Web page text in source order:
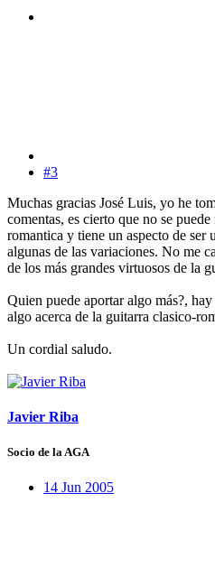
#3
Muchas gracias José Luis, yo he
comentas, es cierto que no se
romantica y tiene un aspecto de ser
algunas de las variaciones. No me
de los más grandes virtuosos de la
Quien puede aportar algo más?,
algo acerca de la guitarra clasico-
Un cordial saludo.
Javier Riba
Socio de la AGA
14 Jun 2005